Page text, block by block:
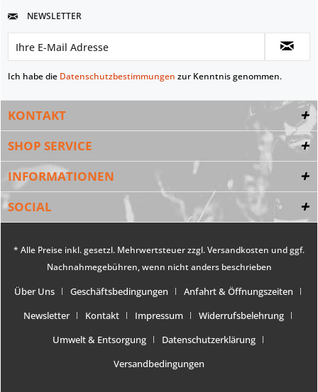
NEWSLETTER
Ich habe die Datenschutzbestimmungen zur Kenntnis genommen.
KONTAKT
SHOP SERVICE
INFORMATIONEN
SOCIAL
* Alle Preise inkl. gesetzl. Mehrwertsteuer zzgl.Versandkosten und ggf.
Nachnahmegebühren, wenn nicht anders beschrieben
Über Uns Geschäftsbedingungen
Anfahrt & Öffnungszeiten
Newsletter
Kontakt Impressum
Widerrufsbelehrung
Umwelt & Entsorgung
Datenschutzerklärung
Versandbedingungen